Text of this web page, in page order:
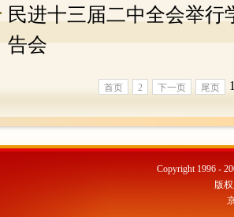
民进十三届二中全会举
告会
首页 2 下一页 尾页
Copyright 1996 -
版